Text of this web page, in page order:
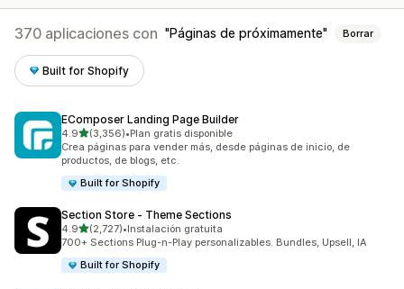
370 aplicaciones con Páginas de próximamente Borrar
Built for Shopify
EComposer Landing Page Builder
4.9de 5 estrellas
(3,356)
3356 reseñas en total
•Plan gratis disponible
Crea páginas para vender más, desde páginas de inicio, de
productos, de blogs, etc.
Built for Shopify
Section Store ‑ Theme Sections
4.9de 5 estrellas
(2,727)
2727 reseñas en total
•Instalación gratuita
700+ Sections Plug-n-Play personalizables. Bundles, Upsell, IA
Built for Shopify